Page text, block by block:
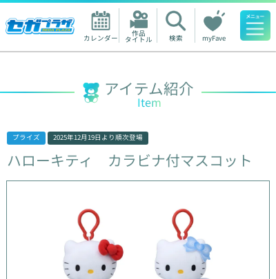
カレンダー 作品
タイトル 検索 myFave
人気ワード
アイテム紹介
Item
プライズ 2025年12月19日 より順次登場
ハローキティ カラビナ付マスコット